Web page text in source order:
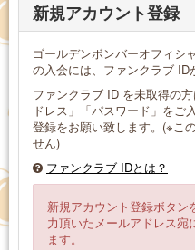
新規アカウント登録
ゴールデンボンバーオフィシ
の入会には、ファンクラブ ID
ファンクラブ ID を未取得の
ドレス」「パスワード」をご
登録をお願い致します。(※こ
せん)
ファンクラブ IDとは？
新規アカウント登録ボタン
力頂いたメールアドレス宛
ます。